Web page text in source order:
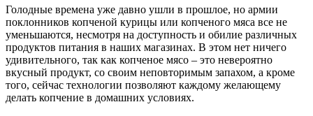
Голодные времена уже давно ушли в прошлое, но армии
поклонников копченой курицы или копченого мяса все не
уменьшаются, несмотря на доступность и обилие различных
продуктов питания в наших магазинах. В этом нет ничего
удивительного, так как копченое мясо – это невероятно
вкусный продукт, со своим неповторимым запахом, а кроме
того, сейчас технологии позволяют каждому желающему
делать копчение в домашних условиях.